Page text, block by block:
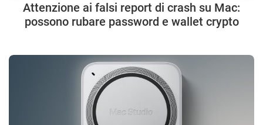
Attenzione ai falsi report di crash su Mac:
possono rubare password e wallet crypto